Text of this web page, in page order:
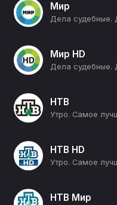
Мир
Дела судебные.
Мир HD
Дела судебные.
НТВ
Утро. Самое
НТВ HD
Утро. Самое
НТВ Мир